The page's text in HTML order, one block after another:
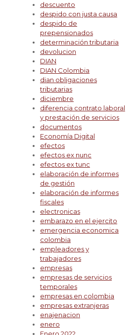
descuento
despido con justa causa
despido de
prepensionados
determinación tributaria
devolucion
DIAN
DIAN Colombia
dian obligaciones
tributarias
diciembre
diferencia contrato laboral
y prestación de servicios
documentos
Economía Digital
efectos
efectos ex nunc
efectos ex tunc
elaboración de informes
de gestión
elaboración de informes
fiscales
electronicas
embarazo en el ejercito
emergencia economica
colombia
empleadores y
trabajadores
empresas
empresas de servicios
temporales
empresas en colombia
empresas extranjeras
enajenacion
enero